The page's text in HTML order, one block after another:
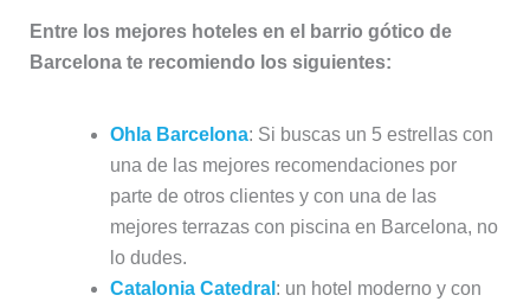
Entre los mejores hoteles en el barrio gótico de
Barcelona te recomiendo los siguientes:
Ohla Barcelona: Si buscas un 5 estrellas con
una de las mejores recomendaciones por
parte de otros clientes y con una de las
mejores terrazas con piscina en Barcelona, no
lo dudes.
Catalonia Catedral : un hotel moderno y con